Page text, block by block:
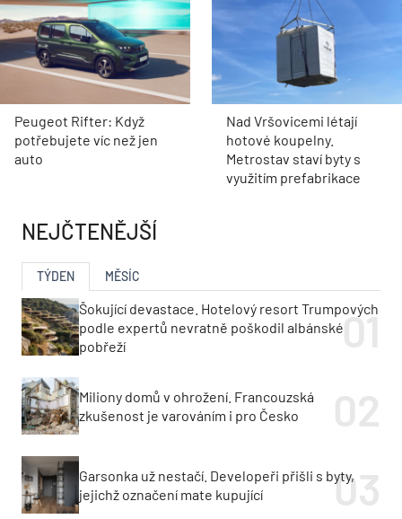
Peugeot Rifter: Když
potřebujete víc než jen
auto
Nad Vršovicemi létají
hotové koupelny.
Metrostav staví byty s
využitím prefabrikace
NEJČTENĚJŠÍ
TÝDEN MĚSÍC
Šokující devastace. Hotelový resort Trumpových
podle expertů nevratně poškodil albánské
pobřeží
Miliony domů v ohrožení. Francouzská
zkušenost je varováním i pro Česko
Garsonka už nestačí. Developeři přišli s byty,
jejichž označení mate kupující